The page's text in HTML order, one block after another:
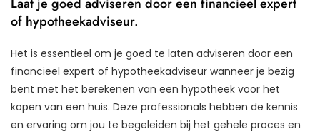
of hypotheekadviseur.
Het is essentieel om je goed te laten adviseren door een
financieel expert of hypotheekadviseur wanneer je bezig
bent met het berekenen van een hypotheek voor het
kopen van een huis. Deze professionals hebben de kennis
en ervaring om jou te begeleiden bij het gehele proces en